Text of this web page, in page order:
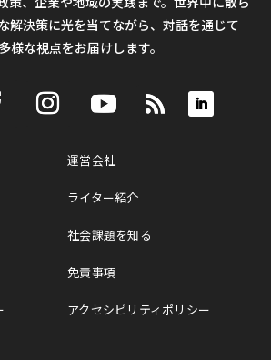
解決策に光を当てながら、対話を通じて
様な視点をお届けします。
運営会社
ライター紹介
社会課題を知る
免責事項
アクセシビリティポリシー